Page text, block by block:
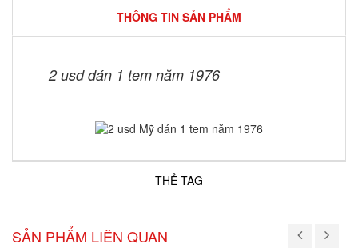
THÔNG TIN SẢN PHẨM
2 usd dán 1 tem năm 1976
THẺ TAG
SẢN PHẨM LIÊN QUAN